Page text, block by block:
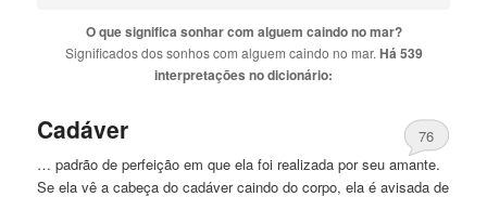
O que significa sonhar com alguem caindo no mar?
Significados dos sonhos com alguem caindo no mar. Há 539
interpretações no dicionário:
Cadáver
76
… padrão de perfeição em que ela foi realizada por seu amante.
Se ela vê a cabeça do cadávercaindo do corpo, ela é avisada de